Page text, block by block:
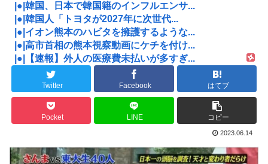
|●|韓国、日本で韓国籍のインフルエンサ...
|●|韓国人「トヨタが2027年に次世代...
|●|イオン熊本のハビタを擁護するような...
|●|高市首相の熊本視察動画にケチを付け...
|●|【速報】外人の医療費未払いが多すぎ...
Twitter Facebook はてブ
Pocket LINE コピー
2023.06.14